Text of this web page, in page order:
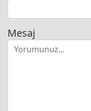
Mesaj